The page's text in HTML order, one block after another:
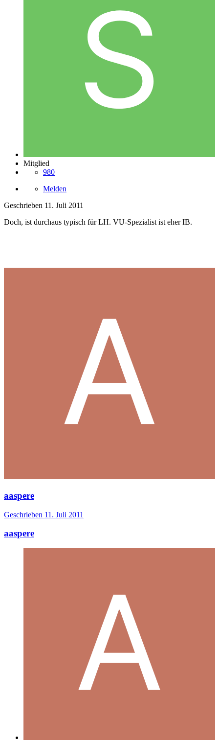
Mitglied
980
Melden
Geschrieben 11. Juli 2011
Doch, ist durchaus typisch für LH. VU-Spezialist ist eher IB.
aaspere
Geschrieben 11. Juli 2011
aaspere